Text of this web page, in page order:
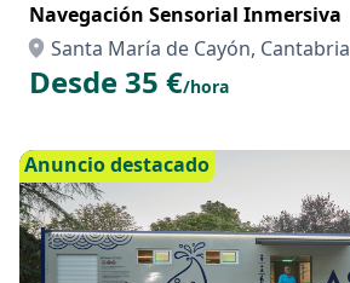
Navegación Sensorial Inmersiva
Santa María de Cayón, Cantabria
Desde 35 €/hora
Anuncio destacado